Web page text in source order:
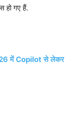
हो गए हैं.
में Copilot से लेकर